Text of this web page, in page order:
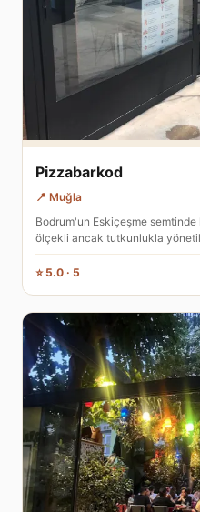
Pizzabarkod
📍 Muğla
Bodrum'un Eskiçeşme
ölçekli ancak tutkunlukla
⭐ 5.0 · 5